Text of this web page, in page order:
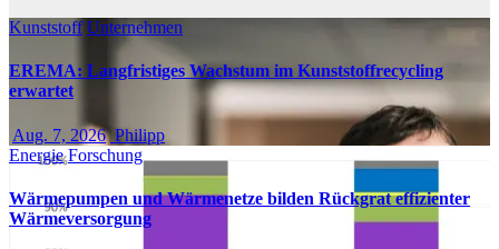
Kunststoff Unternehmen
EREMA: Langfristiges Wachstum im Kunststoffrecycling
erwartet
Aug. 7, 2026 Philipp
Energie Forschung
Wärmepumpen und Wärmenetze bilden Rückgrat effizienter
Wärmeversorgung